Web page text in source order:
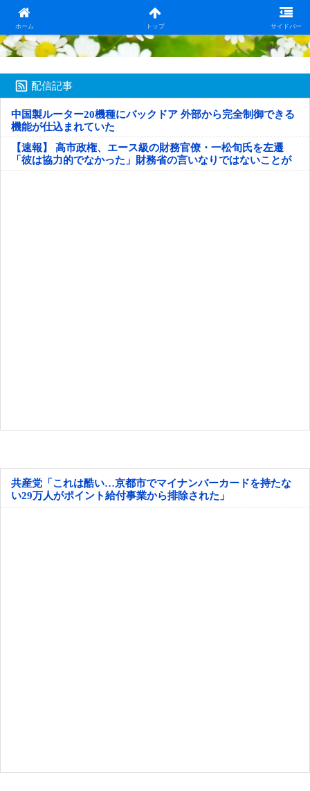
ホーム トップ サイドバー
日本第一！ニュース録
配信記事
中国製ルーター20機種にバックドア 外部から完全制御できる
機能が仕込まれていた
【速報】 高市政権、エース級の財務官僚・一松旬氏を左遷
「彼は協力的でなかった」財務省の言いなりではないことが
判明
共産党「これは酷い…京都市でマイナンバーカードを持たな
い29万人がポイント給付事業から排除された」